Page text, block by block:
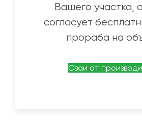
Вашего участка,
согласует
прораба на
Сваи от